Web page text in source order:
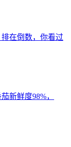
在倒数，你看过
新鲜度98%，